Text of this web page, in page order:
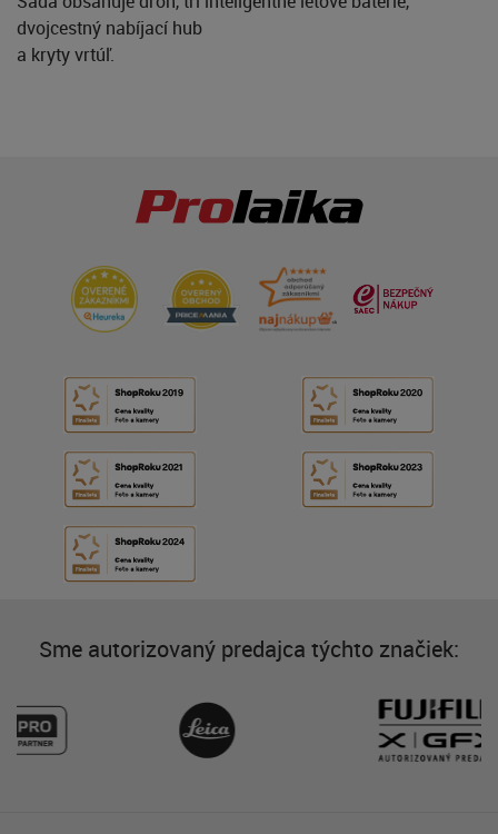
dvojcestný nabíjací hub
a kryty vrtúľ.
Sme autorizovaný predajca týchto značiek: